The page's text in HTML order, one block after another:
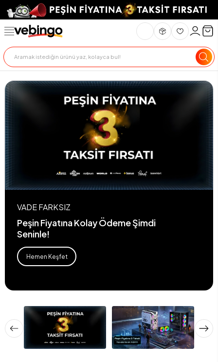
VADE FARKSIZ
Peşin Fiyatına Kolay Ödeme Şimdi
Seninle!
Hemen Keşfet